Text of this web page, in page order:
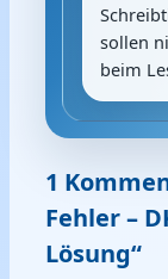
sollen
beim
1
Fehler –
Lösung“